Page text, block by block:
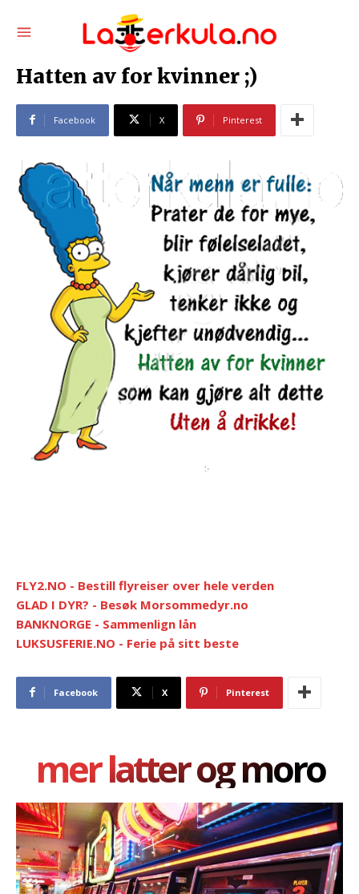
Hatten av for kvinner ;)
Facebook X Pinterest
FLY2.NO - Bestill flyreiser over hele verden
GLAD I DYR? - Besøk Morsommedyr.no
BANKNORGE - Sammenlign lån
LUKSUSFERIE.NO - Ferie på sitt beste
Facebook X Pinterest
mer latter og moro